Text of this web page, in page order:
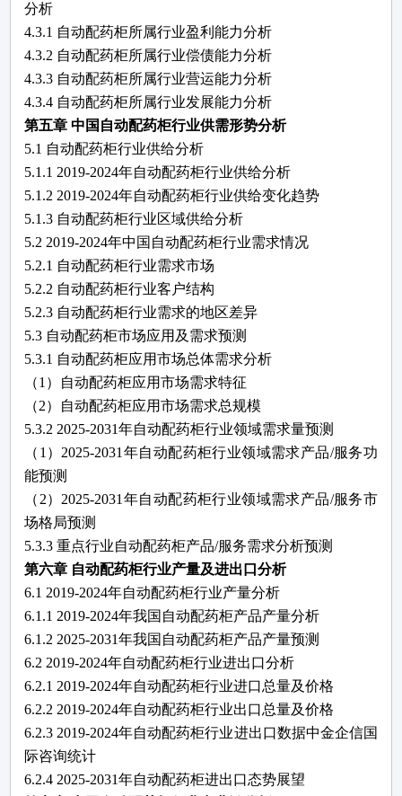
分析
4.3.1 自动配药柜所属行业盈利能力分析
4.3.2 自动配药柜所属行业偿债能力分析
4.3.3 自动配药柜所属行业营运能力分析
4.3.4 自动配药柜所属行业发展能力分析
第五章 中国 自动配药柜行业供需形势分析
5.1 自动配药柜行业供给分析
5.1.1 2019-2024年自动配药柜行业供给分析
5.1.2 2019-2024年自动配药柜行业供给变化趋势
5.1.3 自动配药柜行业区域供给分析
5.2 2019-2024年中国 自动配药柜行业需求情况
5.2.1 自动配药柜行业需求市场
5.2.2 自动配药柜行业客户结构
5.2.3 自动配药柜行业需求的地区差异
5.3 自动配药柜市场应用及需求预测
5.3.1 自动配药柜应用市场总体需求分析
（1） 自动配药柜应用市场需求特征
（2） 自动配药柜应用市场需求总规模
5.3.2 2025-2031年自动配药柜行业领域需求量预测
（ 1） 2025-2031 年自动配药柜行业领域需求产品/服务功
能预测
（ 2） 2025-2031 年自动配药柜行业领域需求产品/服务市
场格局预测
5.3.3 重点行业自动配药柜产品/服务需求分析预测
第六章 自动配药柜行业产量及进出口分析
6.1 2019-2024年自动配药柜行业产量分析
6.1.1 2019-2024年我国自动配药柜产品产量分析
6.1.2 2025-2031年我国自动配药柜产品产量预测
6.2 2019-2024年自动配药柜行业进出口分析
6.2.1 2019-2024年自动配药柜行业进口总量及价格
6.2.2 2019-2024年自动配药柜行业出口总量及价格
6.2.3 2019-2024年自动配药柜行业进出口数据中金企信国
际咨询统计
6.2.4 2025-2031年自动配药柜进出口态势展望